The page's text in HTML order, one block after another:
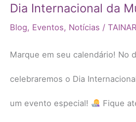
Dia Internacional da
Blog, Eventos, Notícias /
Marque em seu calendário! No
celebraremos o Dia
um evento especial! Fique